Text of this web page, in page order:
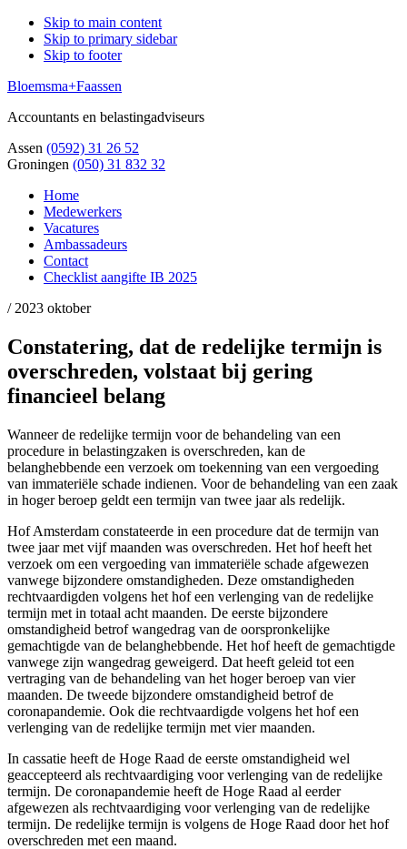
Skip to main content
Skip to primary sidebar
Skip to footer
Bloemsma+Faassen
Accountants en belastingadviseurs
Assen (0592) 31 26 52
Groningen (050) 31 832 32
Home
Medewerkers
Vacatures
Ambassadeurs
Contact
Checklist aangifte IB 2025
/ 2023 oktober
Constatering, dat de redelijke termijn is
overschreden, volstaat bij gering
financieel belang
Wanneer de redelijke termijn voor de behandeling van een
procedure in belastingzaken is overschreden, kan de
belanghebbende een verzoek om toekenning van een vergoeding
van immateriële schade indienen. Voor de behandeling van een zaak
in hoger beroep geldt een termijn van twee jaar als redelijk.
Hof Amsterdam constateerde in een procedure dat de termijn van
twee jaar met vijf maanden was overschreden. Het hof heeft het
verzoek om een vergoeding van immateriële schade afgewezen
vanwege bijzondere omstandigheden. Deze omstandigheden
rechtvaardigden volgens het hof een verlenging van de redelijke
termijn met in totaal acht maanden. De eerste bijzondere
omstandigheid betrof wangedrag van de oorspronkelijke
gemachtigde van de belanghebbende. Het hof heeft de gemachtigde
vanwege zijn wangedrag geweigerd. Dat heeft geleid tot een
vertraging van de behandeling van het hoger beroep van vier
maanden. De tweede bijzondere omstandigheid betrof de
coronapandemie. Ook die rechtvaardigde volgens het hof een
verlenging van de redelijke termijn met vier maanden.
In cassatie heeft de Hoge Raad de eerste omstandigheid wel
geaccepteerd als rechtvaardiging voor verlenging van de redelijke
termijn. De coronapandemie heeft de Hoge Raad al eerder
afgewezen als rechtvaardiging voor verlenging van de redelijke
termijn. De redelijke termijn is volgens de Hoge Raad door het hof
overschreden met een maand.